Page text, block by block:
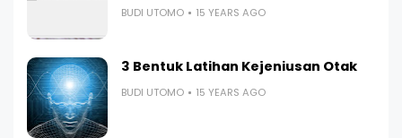
BUDI UTOMO 15 YEARS AGO
3 Bentuk Latihan Kejeniusan Otak
BUDI UTOMO 15 YEARS AGO